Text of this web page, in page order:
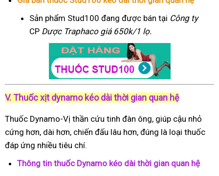
Sản phẩm Stud100 đang được bán tại Công ty
CP Dược Traphacogiá 650k/1 lọ.
V. Thuốc xịt dynamo kéo dài thời gian quan hệ
Thuốc Dynamo-Vị thần cứu tinh đàn ông, giúp cậu nhỏ
cứng hơn, dài hơn, chiến đấu lâu hơn, đúng là loại thuốc
đáp ứng nhiều tiêu chí.
Thông tin thuốc Dynamo kéo dài thời gian quan hệ